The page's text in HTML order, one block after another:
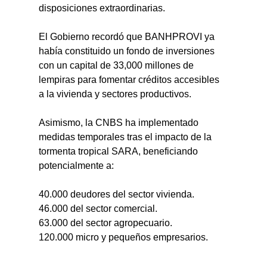
disposiciones extraordinarias.
El Gobierno recordó que BANHPROVI ya
había constituido un fondo de inversiones
con un capital de 33,000 millones de
lempiras para fomentar créditos accesibles
a la vivienda y sectores productivos.
Asimismo, la CNBS ha implementado
medidas temporales tras el impacto de la
tormenta tropical SARA, beneficiando
potencialmente a:
40.000 deudores del sector vivienda.
46.000 del sector comercial.
63.000 del sector agropecuario.
120.000 micro y pequeños empresarios.